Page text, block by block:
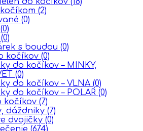
(2)
(0)
(0)
(0)
s boudou (0)
kočíkov (0)
do kočíkov – MINKY,
(0)
do kočíkov – VLNA (0)
do kočíkov – POLAR (0)
kočíkov (7)
dáždniky (7)
dvojičky (0)
(674)